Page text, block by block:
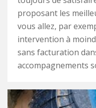
proposant les
vous allez, par
intervention à
sans facturation
accompagnements